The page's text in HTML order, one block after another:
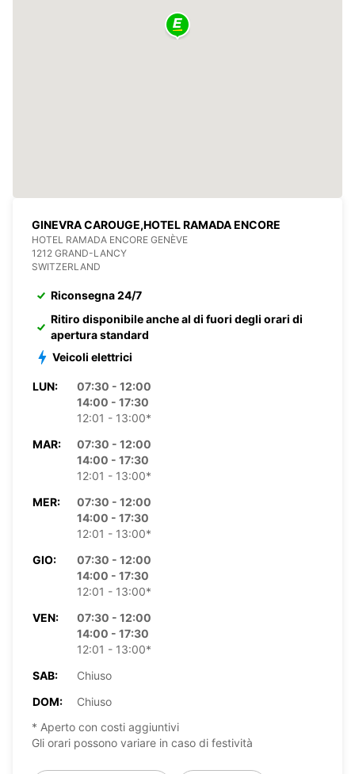
GINEVRA CAROUGE,HOTEL RAMADA ENCORE
HOTEL RAMADA ENCORE GENÈVE
1212 GRAND-LANCY
SWITZERLAND
Riconsegna 24/7
Ritiro disponibile anche al di fuori degli orari di
apertura standard
Veicoli elettrici
LUN:
07:30 - 12:00
14:00 - 17:30
12:01 - 13:00*
MAR:
07:30 - 12:00
14:00 - 17:30
12:01 - 13:00*
MER:
07:30 - 12:00
14:00 - 17:30
12:01 - 13:00*
GIO:
07:30 - 12:00
14:00 - 17:30
12:01 - 13:00*
VEN:
07:30 - 12:00
14:00 - 17:30
12:01 - 13:00*
SAB:
Chiuso
DOM:
Chiuso
* Aperto con costi aggiuntivi
Gli orari possono variare in caso di festività